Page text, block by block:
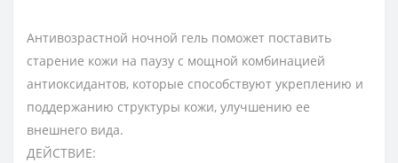
Антивозрастной ночной гель поможет поставить
старение кожи на паузу с мощной комбинацией
антиоксидантов, которые способствуют укреплению и
поддержанию структуры кожи, улучшению ее
внешнего вида.
ДЕЙСТВИЕ: